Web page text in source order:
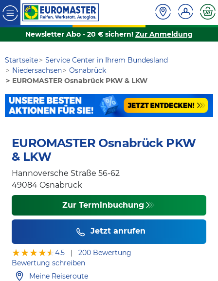
Newsletter Abo - 20 € sichern! Zur Anmeldung
Startseite
Service Center in Ihrem Bundesland
Niedersachsen
Osnabrück
EUROMASTER Osnabrück PKW & LKW
EUROMASTER Osnabrück PKW
& LKW
Hannoversche Straße 56-62
49084 Osnabrück
Zur Terminbuchung
Jetzt anrufen
★★★★★
★★★★★4.5 |200 Bewertung
Bewertung schreiben
Meine Reiseroute